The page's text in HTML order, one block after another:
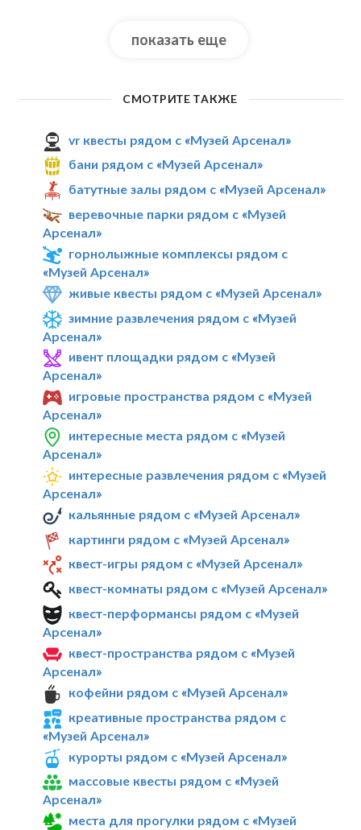
показать еще
СМОТРИТЕ ТАКЖЕ
vr квесты рядом с «Музей Арсенал»
бани рядом с «Музей Арсенал»
батутные залы рядом с «Музей Арсенал»
веревочные парки рядом с «Музей
Арсенал»
горнолыжные комплексы рядом с
«Музей Арсенал»
живые квесты рядом с «Музей Арсенал»
зимние развлечения рядом с «Музей
Арсенал»
ивент площадки рядом с «Музей
Арсенал»
игровые пространства рядом с «Музей
Арсенал»
интересные места рядом с «Музей
Арсенал»
интересные развлечения рядом с «Музей
Арсенал»
кальянные рядом с «Музей Арсенал»
картинги рядом с «Музей Арсенал»
квест-игры рядом с «Музей Арсенал»
квест-комнаты рядом с «Музей Арсенал»
квест-перформансы рядом с «Музей
Арсенал»
квест-пространства рядом с «Музей
Арсенал»
кофейни рядом с «Музей Арсенал»
креативные пространства рядом с
«Музей Арсенал»
курорты рядом с «Музей Арсенал»
массовые квесты рядом с «Музей
Арсенал»
места для прогулки рядом с «Музей